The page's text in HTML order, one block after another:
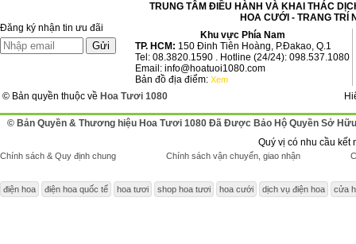
Đăng ký nhận tin ưu đãi
TRUNG TÂM ĐIỀU HÀNH VÀ KHAI THÁC
HOA CƯỚI - TRANG TRÍ
Khu vực Phía Nam
TP. HCM: 150 Đinh Tiên Hoàng, P.Đakao, Q.1
Tel: 08.3820.1590 . Hotline (24/24): 098.537.1080
Email: info@hoatuoi1080.com
Bản đồ địa điểm: Xem
© Bản quyền thuộc về Hoa Tươi 1080
© Bản Quyền & Thương hiệu Hoa Tươi 1080 Đã Được Bảo Hộ Quyền Sở Hữu
Quý vị có nhu cầu kết
Chính sách & Quy định chung Chính sách vận chuyển, giao nhận
điện hoa điện hoa quốc tế hoa tươi shop hoa tươi hoa cưới dịch vụ điện hoa cửa